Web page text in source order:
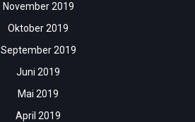
November 2019
Oktober 2019
September 2019
Juni 2019
Mai 2019
April 2019